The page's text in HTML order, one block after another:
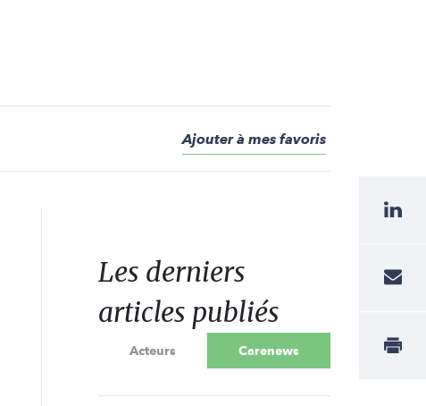
Ajouter à mes favoris
Les derniers
articles publiés
Acteurs Carenews